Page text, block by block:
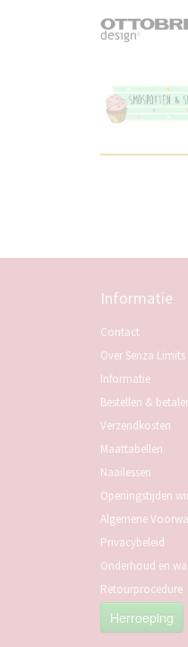
Informatie
Contact
Over Senza Limits
Informatie
Bestellen &
Verzendkosten
Maattabellen
Naailessen
Openingstijden
Algemene
Privacybeleid
Onderhoud en
Retourprocedure
Herroeping